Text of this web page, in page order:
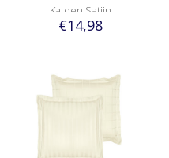
Katoen Satijn
€14,98